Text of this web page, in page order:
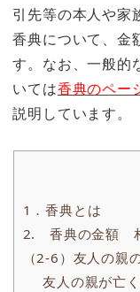
引先等の本人や家
香典について、金
す。なお、一般的
いては香典のペー
説明しています。
1．香典とは
2. 香典の金額
（2-6）友人の親
友人の親が亡